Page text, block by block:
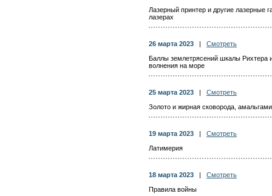
Лазерный принтер и другие лазерные
лазерах
26 марта 2023
Смотреть
Баллы землетрясений шкалы Рихтера
волнения на море
25 марта 2023
Смотреть
Золото и жирная сковорода,
19 марта 2023
Смотреть
Латимерия
18 марта 2023
Смотреть
Правила войны